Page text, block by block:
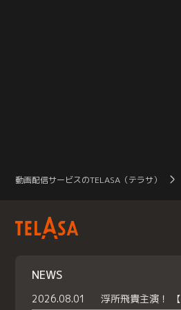
動画配信サービスのTELASA（テラサ）
NEWS
2026.08.01